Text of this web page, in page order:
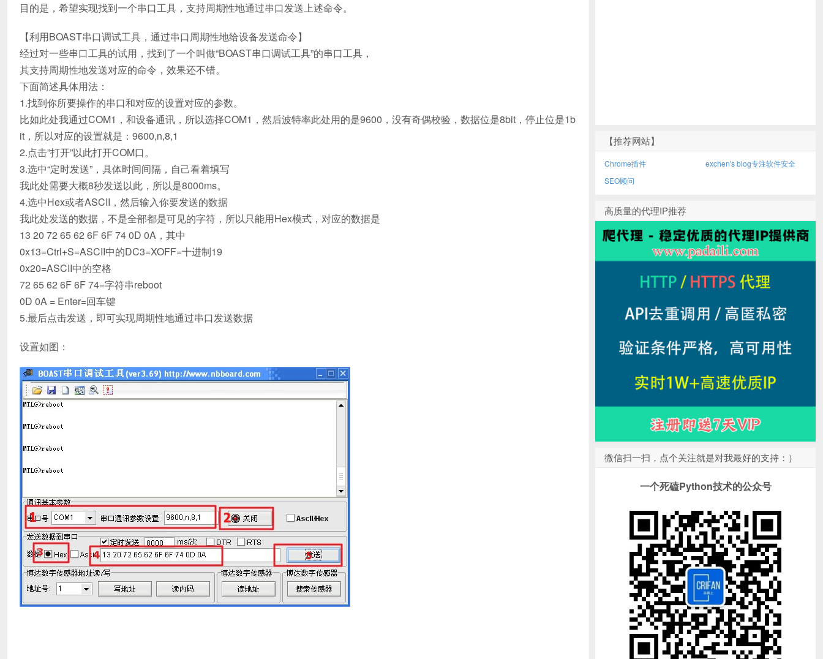
目的是，希望实现找到一个串口工具，支持周期性地通过串口发送上述命令。
【利用BOAST串口调试工具，通过串口周期性地给设备发送命令】
经过对一些串口工具的试用，找到了一个叫做“BOAST串口调试工具”的串口工具，
其支持周期性地发送对应的命令，效果还不错。
下面简述具体用法：
1.找到你所要操作的串口和对应的设置对应的参数。
比如此处我通过COM1，和设备通讯，所以选择COM1，然后波特率此处用的是9600，没有奇偶校验，数据位是8bit，停止位是1b
it，所以对应的设置就是：9600,n,8,1
2.点击”打开”以此打开COM口。
3.选中“定时发送”，具体时间间隔，自己看着填写
我此处需要大概8秒发送以此，所以是8000ms。
4.选中Hex或者ASCII，然后输入你要发送的数据
我此处发送的数据，不是全部都是可见的字符，所以只能用Hex模式，对应的数据是
13 20 72 65 62 6F 6F 74 0D 0A，其中
0x13=Ctrl+S=ASCII中的DC3=XOFF=十进制19
0x20=ASCII中的空格
72 65 62 6F 6F 74=字符串reboot
0D 0A = Enter=回车键
5.最后点击发送，即可实现周期性地通过串口发送数据
设置如图：
【推荐网站】
Chrome插件
exchen's blog专注软件安全
SEO顾问
高质量的代理IP推荐
微信扫一扫，点个关注就是对我最好的支持：）
一个死磕Python技术的公众号